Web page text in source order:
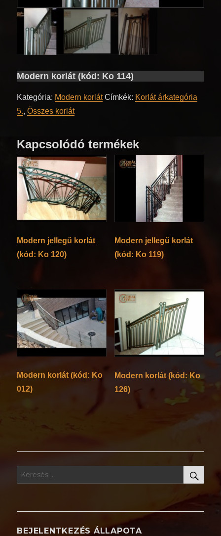
Modern korlát (kód: Ko 114)
Kategória: Modern korlát Címkék: Korlát árkategória
5.,Összes korlát
Kapcsolódó termékek
Modern jellegű korlát
(kód: Ko 120)
Modern jellegű korlát
(kód: Ko 119)
Modern korlát (kód: Ko
012)
Modern korlát (kód: Ko
126)
Keresés
a
kifejezésre:
BEJELENTKEZÉS ÁLLAPOTA